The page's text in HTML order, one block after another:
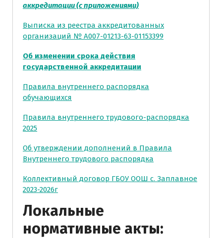
аккредитации (с приложениями)
Выписка из реестра аккредитованных
организаций № А007-01213-63-01153399
Об изменении срока действия
государственной аккредитации
Правила внутреннего распорядка
обучающихся
Правила внутреннего трудового-распорядка
2025
Об утверждении дополнений в Правила
Внутреннего трудового распорядка
Коллективный договор ГБОУ ООШ с. Заплавное
2023-2026г
Локальные
нормативные акты: